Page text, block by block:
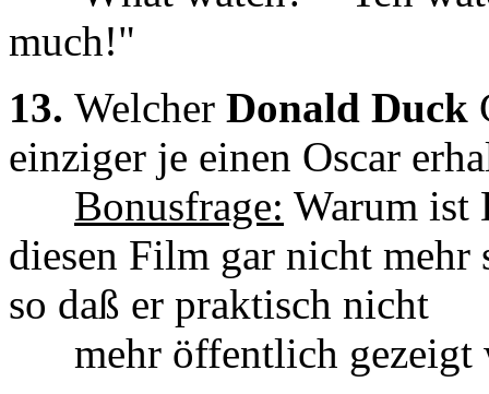
much!"
13. Welcher Donald Duck
einziger je einen Oscar
Bonusfrage: Warum ist
diesen Film gar nicht
so daß er praktisch nicht
mehr öffentlich gezeigt